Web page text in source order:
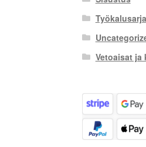
Vetoaisat ja